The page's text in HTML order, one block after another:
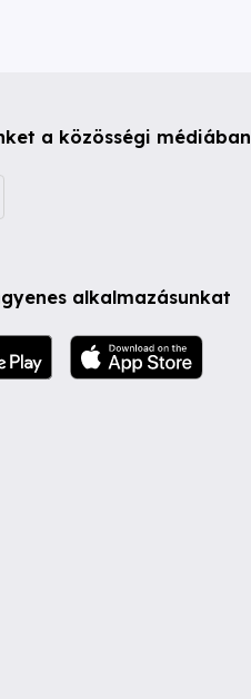
a közösségi médiában
alkalmazásunkat